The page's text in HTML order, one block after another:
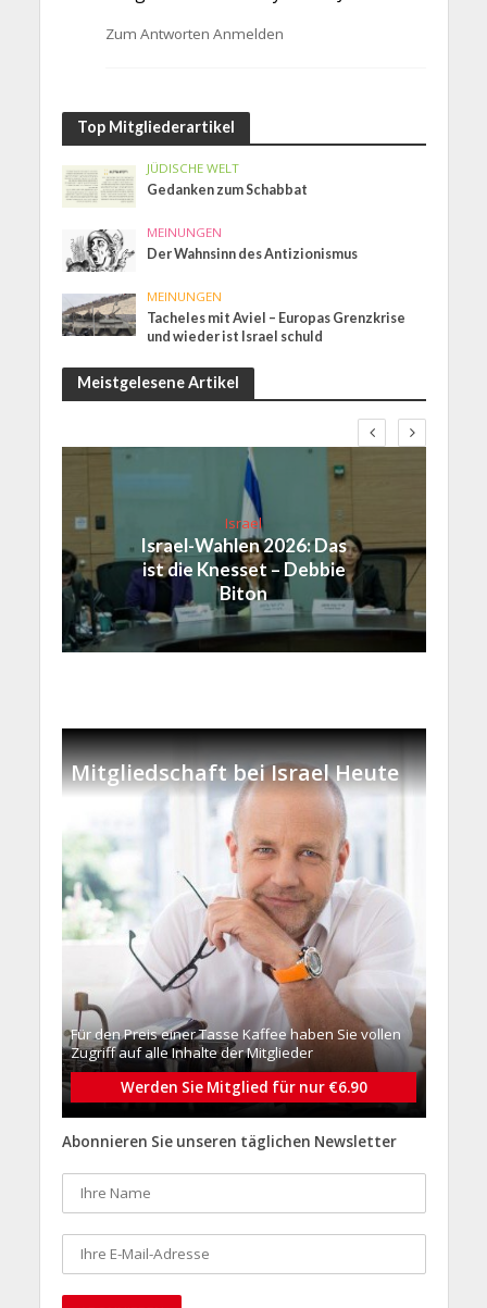
Zum Antworten Anmelden
Top Mitgliederartikel
JÜDISCHE WELT
Gedanken zum Schabbat
MEINUNGEN
Der Wahnsinn des Antizionismus
MEINUNGEN
Tacheles mit Aviel – Europas Grenzkrise
und wieder ist Israel schuld
Meistgelesene Artikel
Israel
Israel-Wahlen 2026: Das
ist die Knesset – Debbie
Biton
Mitgliedschaft bei Israel Heute
Für den Preis einer Tasse Kaffee haben Sie vollen
Zugriff auf alle Inhalte der Mitglieder
Werden Sie Mitglied für nur €6.90
Abonnieren Sie unseren täglichen Newsletter